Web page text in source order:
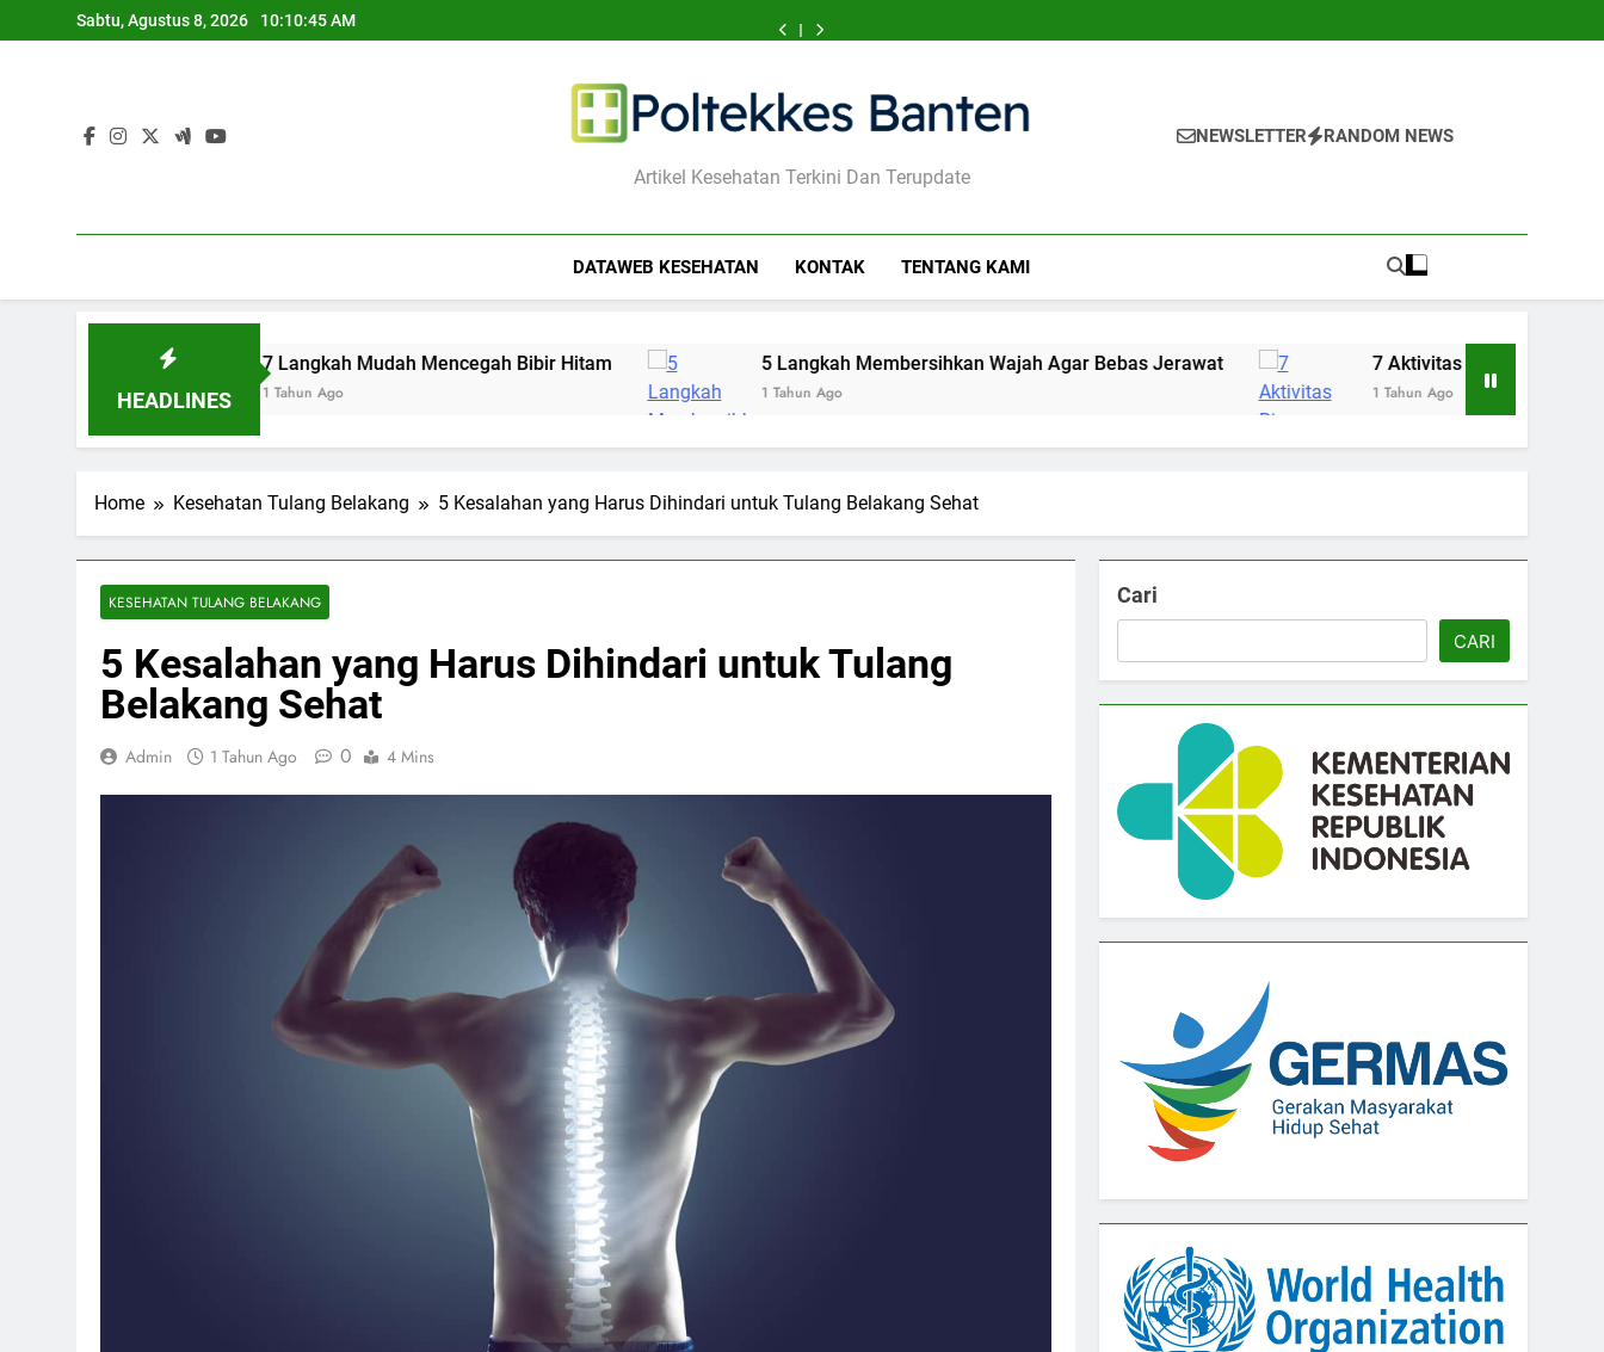
to
Sabtu, Agustus 8, 2026 10:10:46 AM
7
Bisa
Menenangkan
10
Dukung
Fungsi
7
Bibir
Hitam
5
Agar
Bebas
Bisa
Menenangkan
Dukung
Fungsi
Bibir
Hitam
Membersihkan
Wajah
Agar
Jerawat
Ringan
yang
Bisa
Pikiran
Cemas
Poltekkes Banten
Artikel Kesehatan Terkini Dan Terupdate
NEWSLETTER RANDOM NEWS
DATAWEB KESEHATAN KONTAK TENTANG KAMI
HEADLINES
7 Langkah Mudah Mencegah Bibir Hitam
1 Tahun Ago
5 Langkah Membersihkan Wajah Agar Bebas Jerawat
1 Tahun Ago
7 Aktivitas Ringan yang Bisa
1 Tahun Ago
Home Kesehatan Tulang Belakang 5 Kesalahan yang Harus Dihindari untuk Tulang Belakang Sehat
KESEHATAN TULANG BELAKANG
5 Kesalahan yang Harus Dihindari untuk Tulang
Belakang Sehat
Admin 1 Tahun Ago 0 4 Mins
Cari
CARI